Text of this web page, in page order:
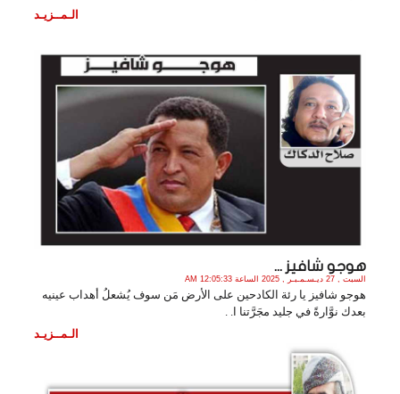
الـمــزيـد
هوجو شافيز ...
السبت , 27 ديـسـمـبـر , 2025 الساعة 12:05:33 AM
هوجو شافيز يا رئة الكادحين على الأرض مَن سوف يُشعلُ أهداب عينيه
بعدك نوَّارةً في جليد مجَرَّتنا ا. .
الـمــزيـد